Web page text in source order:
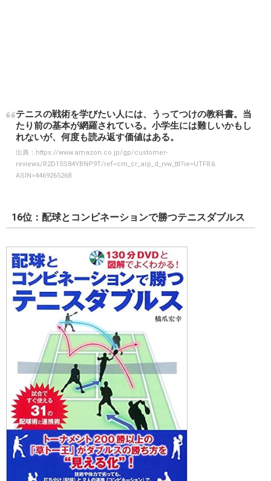
テニスの戦術を学びたい人には、うってつけの教科書。当
たり前の基本が網羅されている。小学生には難しいかもし
れないが、何度も読み返す価値はある。
出典： https://www.amazon.co.jp/gp/customer-
reviews/R2D15S84YBNP9T/ref=cm_cr_arp_d_rvw_ttl?ie=UTF8＆
ASIN=4469265268
16位：配球とコンビネーションで勝つテニスダブルス